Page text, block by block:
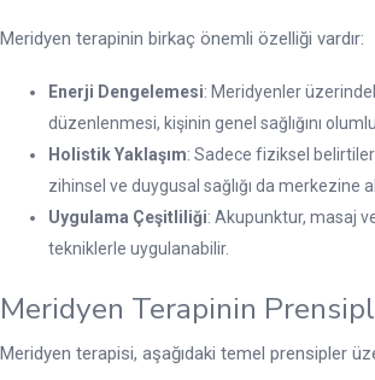
Meridyen terapinin birkaç önemli özelliği vardır:
Enerji Dengelemesi: Meridyenler
düzenlenmesi, kişinin genel sağlığını
Holistik Yaklaşım: Sadece fiziksel
zihinsel ve duygusal sağlığı da merkezine
Uygulama Çeşitliliği: Akupunktur, masaj
tekniklerle uygulanabilir.
Meridyen Terapinin
Meridyen terapisi, aşağıdaki temel prensipler